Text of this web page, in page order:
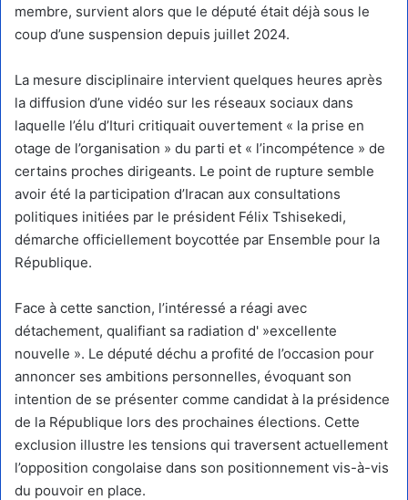
membre, survient alors que le député était déjà sous le
coup d’une suspension depuis juillet 2024.
La mesure disciplinaire intervient quelques heures après
la diffusion d’une vidéo sur les réseaux sociaux dans
laquelle l’élu d’Ituri critiquait ouvertement « la prise en
otage de l’organisation » du parti et « l’incompétence » de
certains proches dirigeants. Le point de rupture semble
avoir été la participation d’Iracan aux consultations
politiques initiées par le président Félix Tshisekedi,
démarche officiellement boycottée par Ensemble pour la
République.
Face à cette sanction, l’intéressé a réagi avec
détachement, qualifiant sa radiation d' »excellente
nouvelle ». Le député déchu a profité de l’occasion pour
annoncer ses ambitions personnelles, évoquant son
intention de se présenter comme candidat à la présidence
de la République lors des prochaines élections. Cette
exclusion illustre les tensions qui traversent actuellement
l’opposition congolaise dans son positionnement vis-à-vis
du pouvoir en place.